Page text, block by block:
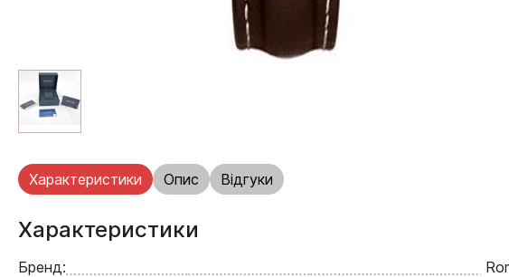
Характеристики Опис Відгуки
Характеристики
Бренд: